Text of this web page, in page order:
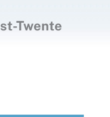
Twente